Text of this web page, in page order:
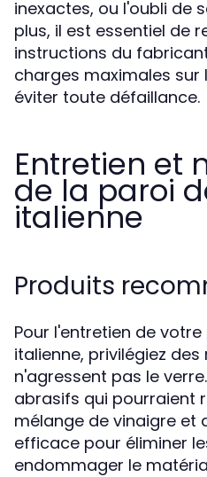
inexactes, ou l'oubli de
plus, il est essentiel de
instructions du
charges maximales sur
éviter toute défaillance.
Entretien et
de la paroi
italienne
Produits
Pour l'entretien de
italienne, privilégiez
n'agressent pas le
abrasifs qui pourraient
mélange de vinaigre et
efficace pour éliminer
endommager le